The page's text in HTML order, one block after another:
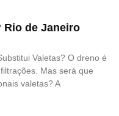
de Janeiro
Valetas? O dreno é
Mas será que
valetas? A